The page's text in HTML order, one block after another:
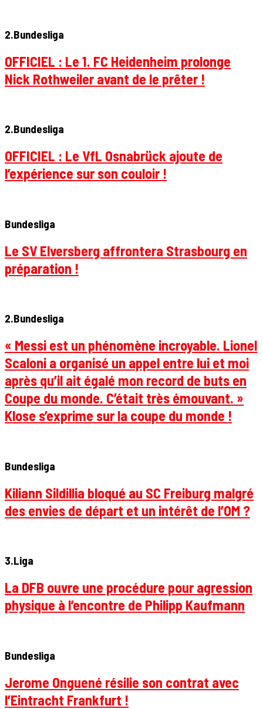
2.Bundesliga
OFFICIEL : Le 1. FC Heidenheim prolonge
Nick Rothweiler avant de le prêter !
2.Bundesliga
OFFICIEL : Le VfL Osnabrück ajoute de
l’expérience sur son couloir !
Bundesliga
Le SV Elversberg affrontera Strasbourg en
préparation !
2.Bundesliga
« Messi est un phénomène incroyable. Lionel
Scaloni a organisé un appel entre lui et moi
après qu’il ait égalé mon record de buts en
Coupe du monde. C’était très émouvant. »
Klose s’exprime sur la coupe du monde !
Bundesliga
Kiliann Sildillia bloqué au SC Freiburg malgré
des envies de départ et un intérêt de l’OM ?
3.Liga
La DFB ouvre une procédure pour agression
physique à l’encontre de Philipp Kaufmann
Bundesliga
Jerome Onguené résilie son contrat avec
l’Eintracht Frankfurt !